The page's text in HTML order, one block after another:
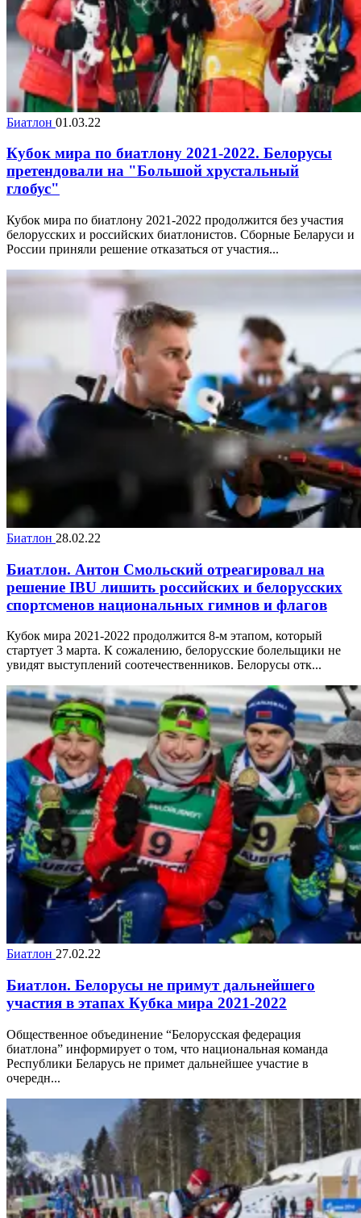
Биатлон 01.03.22
Кубок мира по биатлону 2021-2022. Белорусы
претендовали на "Большой хрустальный
глобус"
Кубок мира по биатлону 2021-2022 продолжится без участия
белорусских и российских биатлонистов. Сборные Беларуси и
России приняли решение отказаться от участия...
Биатлон 28.02.22
Биатлон. Антон Смольский отреагировал на
решение IBU лишить российских и белорусских
спортсменов национальных гимнов и флагов
Кубок мира 2021-2022 продолжится 8-м этапом, который
стартует 3 марта. К сожалению, белорусские болельщики не
увидят выступлений соотечественников. Белорусы отк...
Биатлон 27.02.22
Биатлон. Белорусы не примут дальнейшего
участия в этапах Кубка мира 2021-2022
Общественное объединение “Белорусская федерация
биатлона” информирует о том, что национальная команда
Республики Беларусь не примет дальнейшее участие в
очередн...